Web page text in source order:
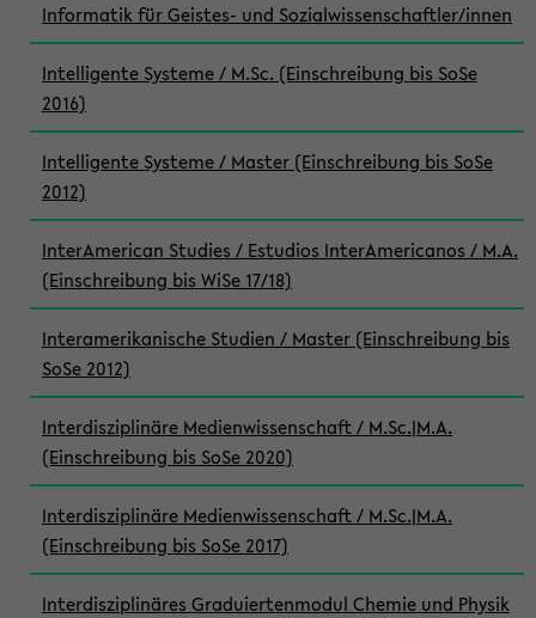
Informatik für Geistes- und Sozialwissenschaftler/innen
Intelligente Systeme / M.Sc. (Einschreibung bis SoSe
2016)
Intelligente Systeme / Master (Einschreibung bis SoSe
2012)
InterAmerican Studies / Estudios InterAmericanos / M.A.
(Einschreibung bis WiSe 17/18)
Interamerikanische Studien / Master (Einschreibung bis
SoSe 2012)
Interdisziplinäre Medienwissenschaft / M.Sc.|M.A.
(Einschreibung bis SoSe 2020)
Interdisziplinäre Medienwissenschaft / M.Sc.|M.A.
(Einschreibung bis SoSe 2017)
Interdisziplinäres Graduiertenmodul Chemie und Physik